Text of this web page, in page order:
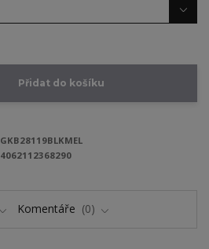
Přidat do košíku
GKB28119BLKMEL
4062112368290
Komentáře 0